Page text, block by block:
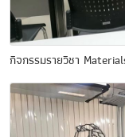
กิจกรรมรายวิชา